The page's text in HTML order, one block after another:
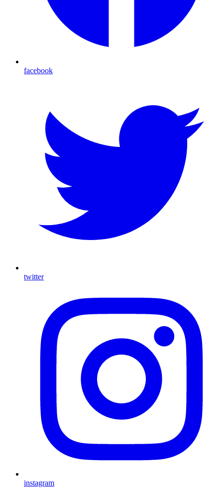
facebook
twitter
instagram